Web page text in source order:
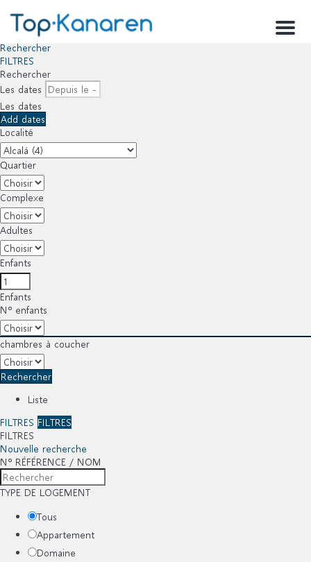
Menu
Rechercher
FILTRES
Rechercher
Les dates
Les dates
Add dates
Localité
Quartier
Complexe
Adultes
Enfants
Enfants
Nº enfants
chambres à coucher
Rechercher
Liste
FILTRES FILTRES
FILTRES
Nouvelle recherche
Nº RÉFÉRENCE / NOM
TYPE DE LOGEMENT
Tous
Appartement
Domaine